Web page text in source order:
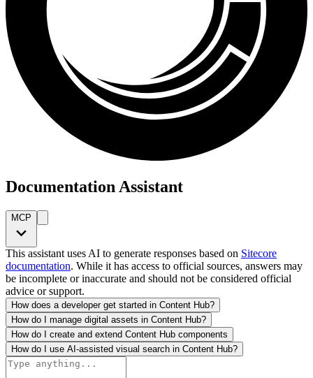
Documentation Assistant
MCP
This assistant uses AI to generate responses based on Sitecore
documentation. While it has access to official sources, answers may
be incomplete or inaccurate and should not be considered official
advice or support.
How does a developer get started in Content Hub?
How do I manage digital assets in Content Hub?
How do I create and extend Content Hub components
How do I use AI-assisted visual search in Content Hub?